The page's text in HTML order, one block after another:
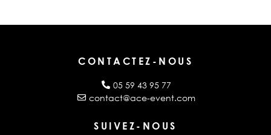
CONTACTEZ-NOUS
05 59 43 95 77
contact@ace-event.com
SUIVEZ-NOUS